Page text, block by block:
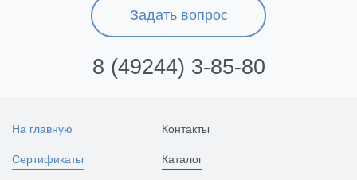
Задать вопрос
8 (49244) 3-85-80
На главную
Сертификаты
Контакты
Каталог